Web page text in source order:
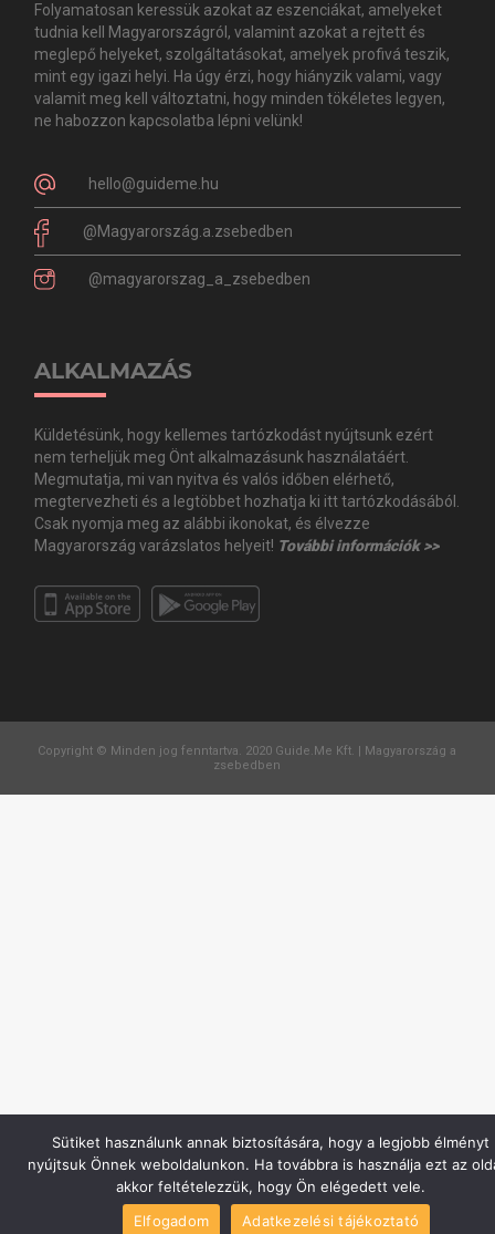
Folyamatosan keressük azokat az eszenciákat, amelyeket
tudnia kell Magyarországról, valamint azokat a rejtett és
meglepő helyeket, szolgáltatásokat, amelyek profivá teszik,
mint egy igazi helyi. Ha úgy érzi, hogy hiányzik valami, vagy
valamit meg kell változtatni, hogy minden tökéletes legyen,
ne habozzon kapcsolatba lépni velünk!
hello@guideme.hu
@Magyarország.a.zsebedben
@magyarorszag_a_zsebedben
ALKALMAZÁS
Küldetésünk, hogy kellemes tartózkodást nyújtsunk ezért
nem terheljük meg Önt alkalmazásunk használatáért.
Megmutatja, mi van nyitva és valós időben elérhető,
megtervezheti és a legtöbbet hozhatja ki itt tartózkodásából.
Csak nyomja meg az alábbi ikonokat, és élvezze
Magyarország varázslatos helyeit! További információk >>
Copyright © Minden jog fenntartva. 2020 Guide.Me Kft. | Magyarország a
zsebedben
Sütiket használunk annak biztosítására, hogy a legjobb élményt
nyújtsuk Önnek weboldalunkon. Ha továbbra is használja ezt az
akkor feltételezzük, hogy Ön elégedett vele.
Elfogadom
Adatkezelési tájékoztató